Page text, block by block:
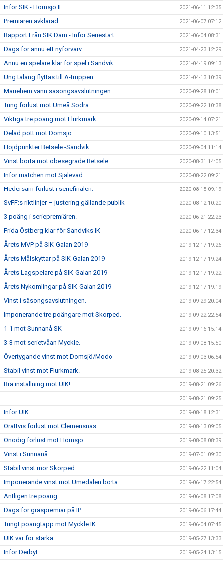
Inför SIK - Hörnsjö IF 2021-06-11 12:35
Premiären avklarad 2021-06-07 07:12
Rapport Från SIK Dam - Inför Seriestart 2021-06-04 08:31
Dags för ännu ett nyförvärv.. 2021-04-23 12:29
Ännu en spelare klar för spel i Sandvik. 2021-04-19 09:13
Ung talang flyttas till A-truppen 2021-04-13 10:39
Mariehem vann säsongsavslutningen. 2020-09-28 10:01
Tung förlust mot Umeå Södra. 2020-09-22 10:38
Viktiga tre poäng mot Flurkmark. 2020-09-14 07:21
Delad pott mot Domsjö 2020-09-10 13:51
Höjdpunkter Betsele -Sandvik 2020-09-04 11:14
Vinst borta mot obesegrade Betsele. 2020-08-31 14:05
Inför matchen mot Själevad 2020-08-22 09:21
Hedersam förlust i seriefinalen. 2020-08-15 09:19
SvFF:s riktlinjer – justering gällande publik 2020-08-12 10:20
3 poäng i seriepremiären. 2020-06-21 22:23
Frida Östberg klar för Sandviks IK 2020-06-17 12:34
Årets MVP på SIK-Galan 2019 2019-12-17 19:26
Årets Målskyttar på SIK-Galan 2019 2019-12-17 19:24
Årets Lagspelare på SIK-Galan 2019 2019-12-17 19:22
Årets Nykomlingar på SIK-Galan 2019 2019-12-17 19:19
Vinst i säsongsavslutningen. 2019-09-29 20:04
Imponerande tre poängare mot Skorped. 2019-09-22 22:54
1-1 mot Sunnanå SK 2019-09-16 15:14
3-3 mot serietvåan Myckle. 2019-09-08 15:50
Övertygande vinst mot Domsjö/Modo 2019-09-03 06:54
Stabil vinst mot Flurkmark. 2019-08-25 20:32
Bra inställning mot UIK! 2019-08-21 09:26
2019-08-21 09:25
Inför UIK 2019-08-18 12:31
Orättvis förlust mot Clemensnäs. 2019-08-13 09:05
Onödig förlust mot Hörnsjö. 2019-08-08 08:39
Vinst i Sunnanå. 2019-07-01 09:30
Stabil vinst mor Skorped. 2019-06-22 11:04
Imponerande vinst mot Umedalen borta. 2019-06-17 22:54
Äntligen tre poäng. 2019-06-08 17:08
Dags för gräspremiär på IP 2019-06-06 17:44
Tungt poängtapp mot Myckle IK 2019-06-04 07:45
UIK var för starka. 2019-05-27 13:33
Inför Derbyt 2019-05-24 13:15